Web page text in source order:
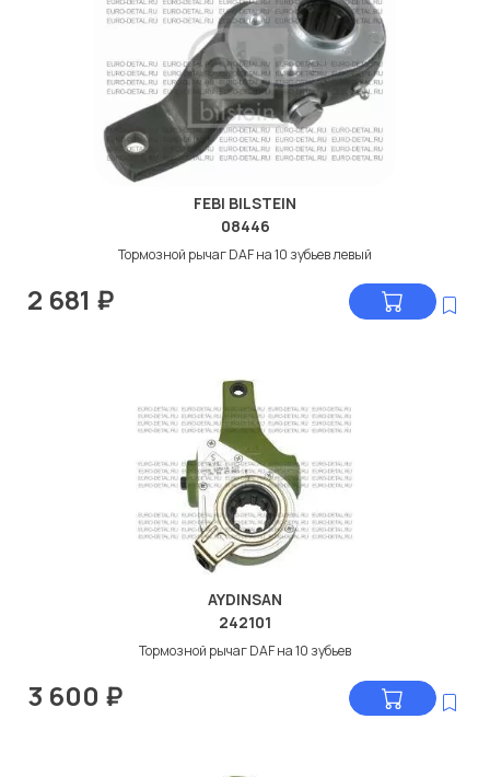
Крышка управления
485
Расстояние между отверст. 1 [мм]
150
Рычаг управления
bent
Смещение
+38 mm
Тип шлицевой
FEBI BILSTEIN
08446
Тормозной рычаг DAF на 10 зубьев левый
2 681 ₽
AYDINSAN
242101
Тормозной рычаг DAF на 10 зубьев
3 600 ₽